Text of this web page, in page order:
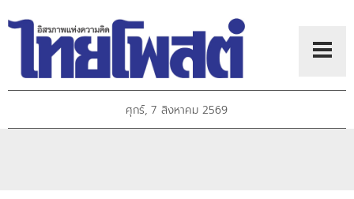
ศุกร์, 7 สิงหาคม 2569